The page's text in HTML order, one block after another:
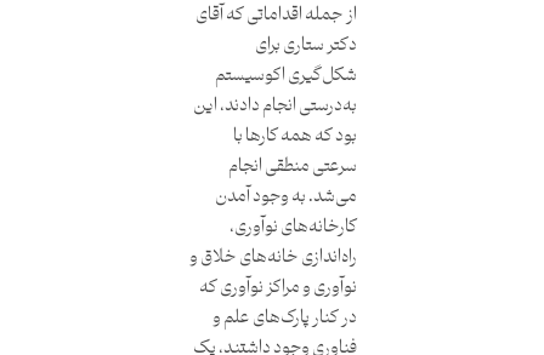
از جمله اقداماتی که آقای
دکتر ستاری برای
شکل‌گیری اکوسیستم
به‌درستی انجام دادند، این
بود که همه کارها با
سرعتی منطقی انجام
می‌شد. به وجود آمدن
کارخانه‌های نوآوری،
راه‌اندازی خانه‌های خلاق و
نوآوری و مراکز نوآوری که
در کنار پارک‌های علم و
فناوری وجود داشتند، یک